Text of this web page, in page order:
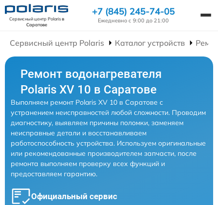
Сервисный центр Polarisв
Саратове
+7 (845) 245-74-05
Ежедневно с 9:00 до 21:00
Сервисный центр Polaris Каталог устройств
Ремонт водонагревателя
Polaris XV 10 в Саратове
Выполняем ремонт Polaris XV 10 в Саратове с
устранением неисправностей любой сложности. Проводим
диагностику, выявляем причины поломки, заменяем
неисправные детали и восстанавливаем
работоспособность устройства. Используем оригинальные
или рекомендованные производителем запчасти, после
ремонта выполняем проверку всех функций и
предоставляем гарантию.
Официальный сервис